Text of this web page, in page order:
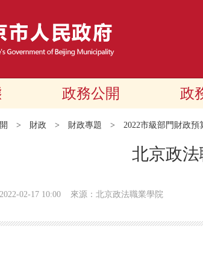
政務公開 政
> 財政 > 財政專題 > 2022市級部門財政預
北京政
02-17 10:00 來源：北京政法職業學院